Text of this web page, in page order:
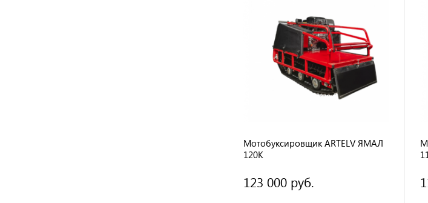
Мотобуксировщик ARTELV ЯМАЛ
120К
123 000 руб.